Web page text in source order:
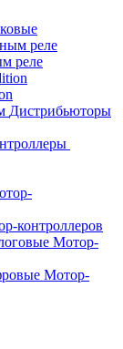
реле
Дистрибьюторы
контроллеров
Мотор-
Мотор-